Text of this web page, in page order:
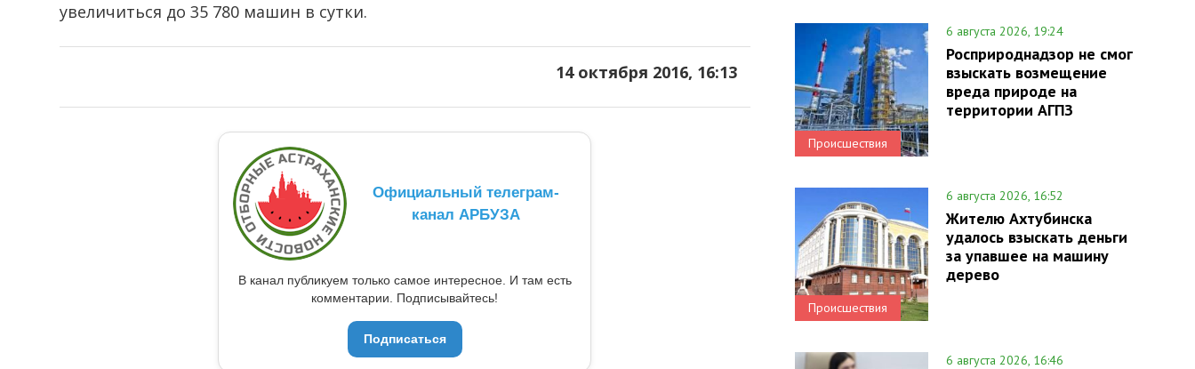
увеличиться до 35 780 машин в сутки.
14 октября 2016, 16:13
Официальный телеграм-
канал АРБУЗА
В канал публикуем только самое интересное. И там есть
комментарии. Подписывайтесь!
Подписаться
Происшествия
6 августа 2026, 19:24
Росприроднадзор не смог
взыскать возмещение
вреда природе на
территории АГПЗ
Происшествия
6 августа 2026, 16:52
Жителю Ахтубинска
удалось взыскать деньги
за упавшее на машину
дерево
6 августа 2026, 16:46